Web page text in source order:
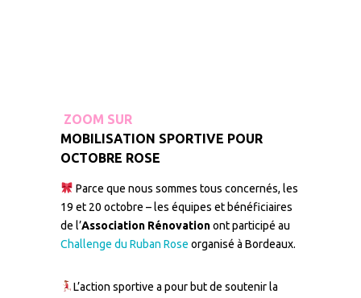
ZOOM SUR
MOBILISATION SPORTIVE POUR
OCTOBRE ROSE
Parce que nous sommes tous concernés, les
19 et 20 octobre – les équipes et bénéficiaires
de l’Association Rénovationont participé au
Challenge du Ruban Rose organisé à Bordeaux.
L’action sportive a pour but de soutenir la